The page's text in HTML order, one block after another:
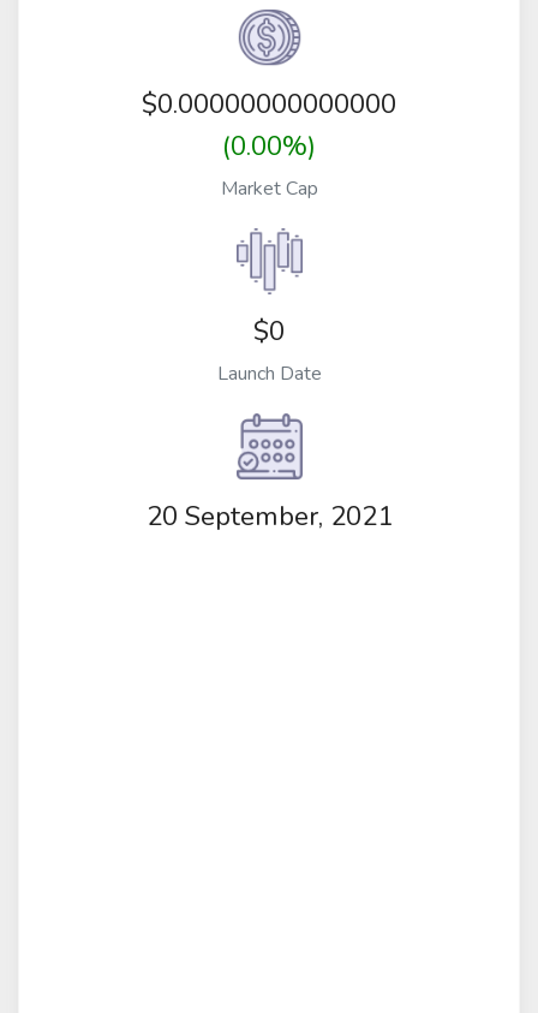
$0.00000000000000
(0.00%)
Market Cap
$0
Launch Date
20 September, 2021